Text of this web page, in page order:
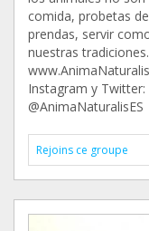
comida, probetas
prendas, servir
nuestras
Instagram y
@AnimaNaturalisES
Rejoins ce groupe